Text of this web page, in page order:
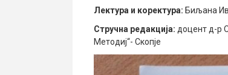
Лектура и коректура: Биљана
Стручна редакција: доцент д-р
Методиј“- Скопје